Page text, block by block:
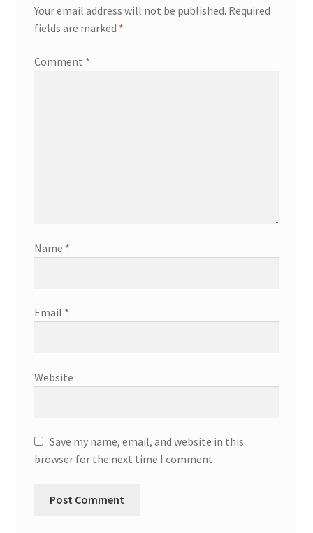
Your email address will not be published. Required
fields are marked *
Comment *
Name *
Email *
Website
Save my name, email, and website in this
browser for the next time I comment.